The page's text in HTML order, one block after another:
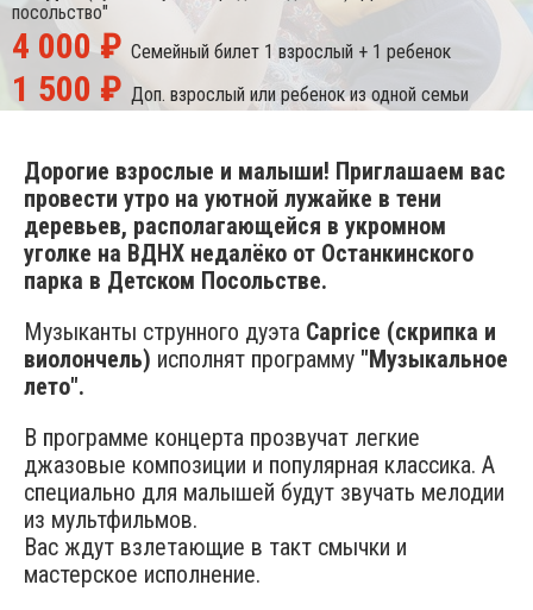
посольство"
4 000 ₽ Семейный билет 1 взрослый + 1 ребенок
1 500 ₽ Доп. взрослый или ребенок из одной семьи
Дорогие взрослые и малыши! Приглашаем вас
провести утро на уютной лужайке в тени
деревьев, располагающейся в укромном
уголке на ВДНХ недалёко от Останкинского
парка в Детском Посольстве.
Музыканты струнного дуэта Caprice (скрипка и
виолончель) исполнят программу "Музыкальное
лето"​.
В программе концерта прозвучат легкие
джазовые композиции и популярная классика. А
специально для малышей будут звучать мелодии
из мультфильмов.
Вас ждут взлетающие в такт смычки и
мастерское исполнение.